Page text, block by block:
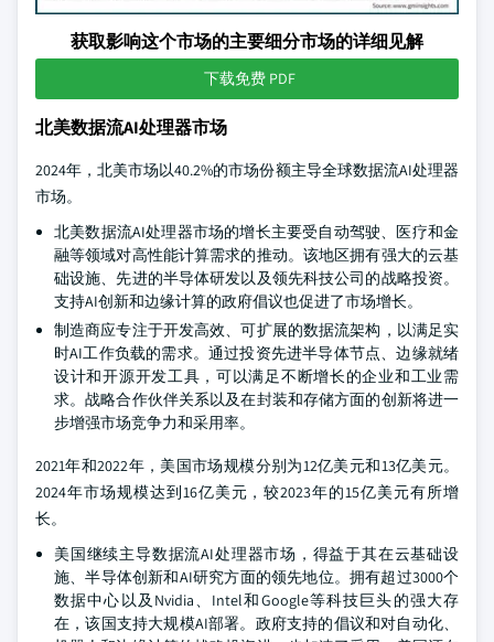
获取影响这个市场的主要细分市场的详细见解
下载免费 PDF
北美数据流AI处理器市场
2024年，北美市场以40.2%的市场份额主导全球数据流AI处理器
市场。
北美数据流AI处理器市场的增长主要受自动驾驶、医疗和金
融等领域对高性能计算需求的推动。该地区拥有强大的云基
础设施、先进的半导体研发以及领先科技公司的战略投资。
支持AI创新和边缘计算的政府倡议也促进了市场增长。
制造商应专注于开发高效、可扩展的数据流架构，以满足实
时AI工作负载的需求。通过投资先进半导体节点、边缘就绪
设计和开源开发工具，可以满足不断增长的企业和工业需
求。战略合作伙伴关系以及在封装和存储方面的创新将进一
步增强市场竞争力和采用率。
2021年和2022年，美国市场规模分别为12亿美元和13亿美元。
2024年市场规模达到16亿美元，较2023年的15亿美元有所增
长。
美国继续主导数据流AI处理器市场，得益于其在云基础设
施、半导体创新和AI研究方面的领先地位。拥有超过3000个
数据中心以及Nvidia、Intel和Google等科技巨头的强大存
在，该国支持大规模AI部署。政府支持的倡议和对自动化、